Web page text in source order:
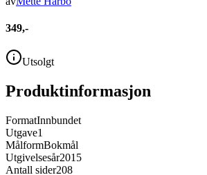
349,-
Utsolgt
Produktinformasjon
FormatInnbundet
Utgave1
MålformBokmål
Utgivelsesår2015
Antall sider208